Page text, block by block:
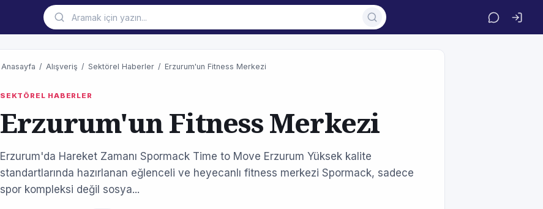
Anasayfa / Alışveriş / Sektörel Haberler / Erzurum'un Fitness Merkezi
SEKTÖREL HABERLER
Erzurum'un Fitness Merkezi
Erzurum'da Hareket Zamanı Spormack Time to Move Erzurum Yüksek kalite
standartlarında hazırlanan eğlenceli ve heyecanlı fitness merkezi Spormack, sadece
spor kompleksi değil sosya...